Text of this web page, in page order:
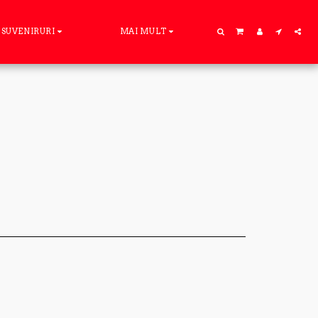
SUVENIRURI MAI MULT